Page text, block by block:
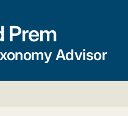
Prem
Advisor